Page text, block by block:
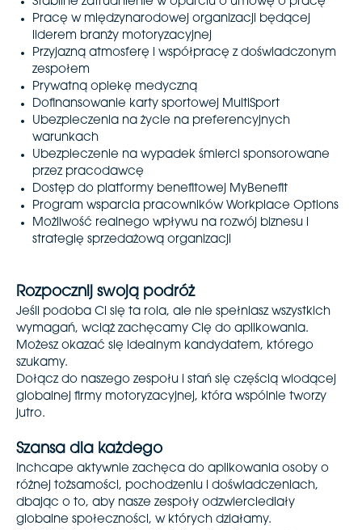
Pracę w międzynarodowej organizacji będącej
liderem branży motoryzacyjnej
Przyjazną atmosferę i współpracę z doświadczonym
zespołem
Prywatną opiekę medyczną
Dofinansowanie karty sportowej MultiSport
Ubezpieczenia na życie na preferencyjnych
warunkach
Ubezpieczenie na wypadek śmierci sponsorowane
przez pracodawcę
Dostęp do platformy benefitowej MyBenefit
Program wsparcia pracowników Workplace Options
Możliwość realnego wpływu na rozwój biznesu i
strategię sprzedażową organizacji
Rozpocznij swoją podróż
Jeśli podoba Ci się ta rola, ale nie spełniasz wszystkich
wymagań, wciąż zachęcamy Cię do aplikowania.
Możesz okazać się idealnym kandydatem, którego
szukamy.
Dołącz do naszego zespołu i stań się częścią wiodącej
globalnej firmy motoryzacyjnej, która wspólnie tworzy
jutro.
Szansa dla każdego
Inchcape aktywnie zachęca do aplikowania osoby o
różnej tożsamości, pochodzeniu i doświadczeniach,
dbając o to, aby nasze zespoły odzwierciedlały
globalne społeczności, w których działamy.